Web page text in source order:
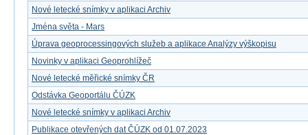
Nové letecké snímky v aplikaci Archiv
Jména světa - Mars
Úprava geoprocessingových služeb a aplikace Analýzy výškopisu
Novinky v aplikaci Geoprohlížeč
Nové letecké měřické snímky ČR
Odstávka Geoportálu ČÚZK
Nové letecké snímky v aplikaci Archiv
Publikace otevřených dat ČÚZK od 01.07.2023